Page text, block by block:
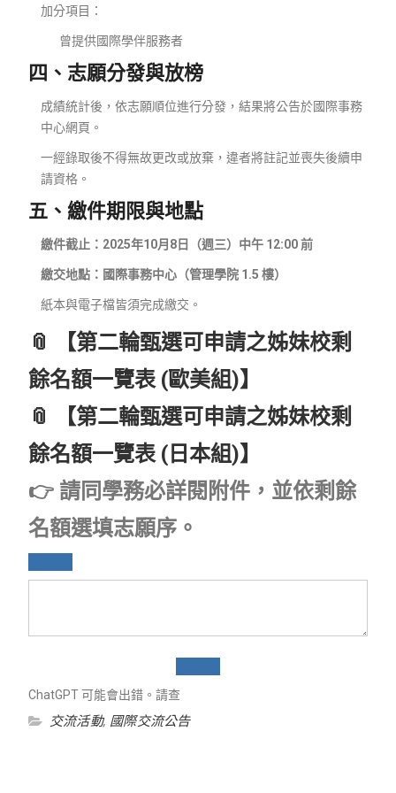
加分項目：
曾提供國際學伴服務者
四、志願分發與放榜
成績統計後，依志願順位進行分發，結果將公告於國際事務
中心網頁。
一經錄取後不得無故更改或放棄，違者將註記並喪失後續申
請資格。
五、繳件期限與地點
繳件截止：2025年10月8日（週三）中午 12:00 前
繳交地點：國際事務中心（管理學院 1.5 樓）
紙本與電子檔皆須完成繳交。
📎 【第二輪甄選可申請之姊妹校剩
餘名額一覽表 (歐美組)】
📎 【第二輪甄選可申請之姊妹校剩
餘名額一覽表 (日本組)】
👉 請同學務必詳閱附件，並依剩餘
名額選填志願序。
ChatGPT 可能會出錯。請查
交流活動, 國際交流公告